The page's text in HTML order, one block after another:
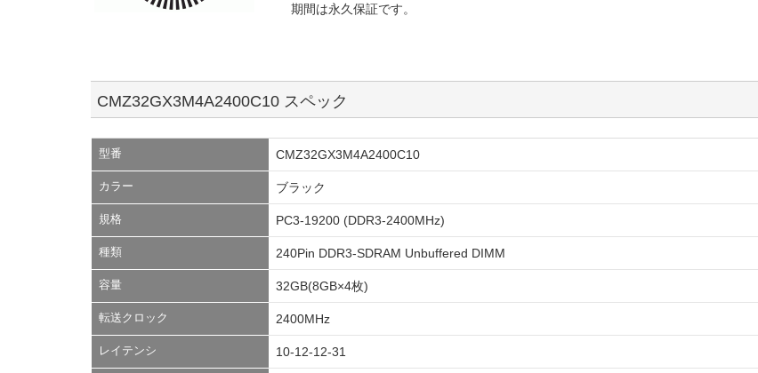
期間は永久保証です。
CMZ32GX3M4A2400C10 スペック
型番 CMZ32GX3M4A2400C10
カラー ブラック
規格 PC3-19200 (DDR3-2400MHz)
種類 240Pin DDR3-SDRAM Unbuffered DIMM
容量 32GB(8GB×4枚)
転送クロック 2400MHz
レイテンシ 10-12-12-31